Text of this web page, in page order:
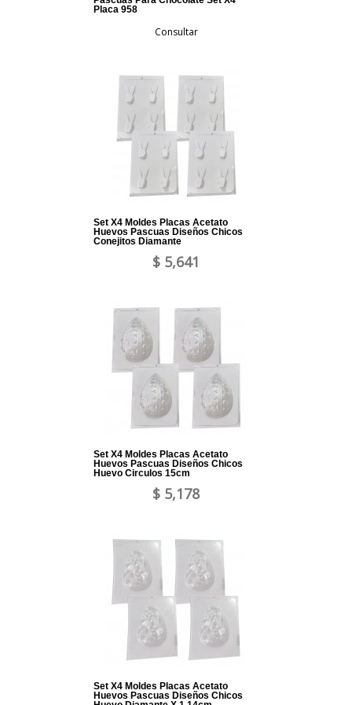
Placa 958
Consultar
Set X4 Moldes Placas Acetato
Huevos Pascuas Diseños Chicos
Conejitos Diamante
$ 5,641
Set X4 Moldes Placas Acetato
Huevos Pascuas Diseños Chicos
Huevo Circulos 15cm
$ 5,178
Set X4 Moldes Placas Acetato
Huevos Pascuas Diseños Chicos